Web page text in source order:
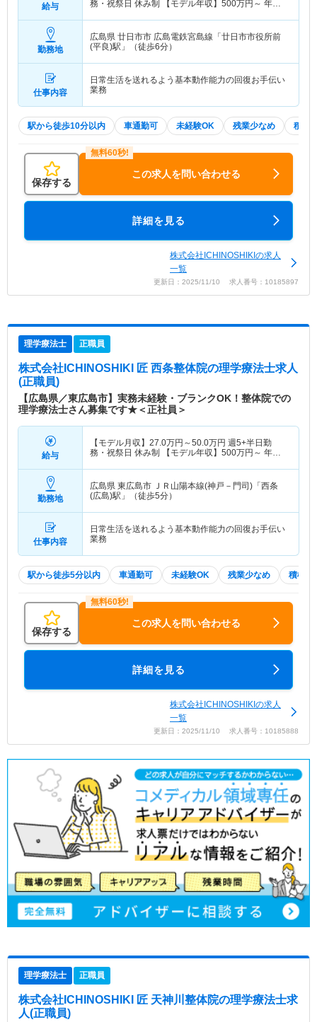
給与
務・祝祭日 休み制 【モデル年収】 500万円～ 年収
勤務地
広島県 廿日市市 広島電鉄宮島線「廿日市市役所前
(平良)駅」（徒歩6分）
仕事内容
日常生活を送れるよう基本動作能力の回復お手伝い
業務
駅から徒歩10分以内 車通勤可 未経験OK 残業少なめ 積極
保存する
この求人を問い合わせる
詳細を見る
株式会社ICHINOSHIKIの求人
一覧
更新日：2025/11/10 求人番号：10185897
理学療法士 正職員
株式会社ICHINOSHIKI 匠 西条整体院の理学療法士求人
(正職員)
【広島県／東広島市】実務未経験・ブランクOK！整体院での
理学療法士さん募集です★＜正社員＞
給与
【モデル月収】 27.0万円～50.0万円 週5+半日勤
務・祝祭日 休み制 【モデル年収】 500万円～ 年収
勤務地
広島県 東広島市 ＪＲ山陽本線(神戸－門司)「西条
(広島)駅」（徒歩5分）
仕事内容
日常生活を送れるよう基本動作能力の回復お手伝い
業務
駅から徒歩5分以内 車通勤可 未経験OK 残業少なめ 積極採
保存する
この求人を問い合わせる
詳細を見る
株式会社ICHINOSHIKIの求人
一覧
更新日：2025/11/10 求人番号：10185888
理学療法士 正職員
株式会社ICHINOSHIKI 匠 天神川整体院の理学療法士求
人(正職員)